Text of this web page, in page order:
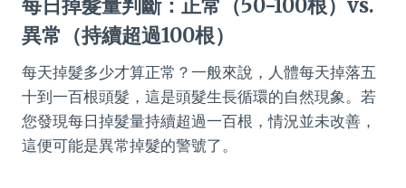
每日掉髮量判斷：正常（50-100根）vs.
異常（持續超過100根）
每天掉髮多少才算正常？一般來說，人體每天掉落五
十到一百根頭髮，這是頭髮生長循環的自然現象。若
您發現每日掉髮量持續超過一百根，情況並未改善，
這便可能是異常掉髮的警號了。